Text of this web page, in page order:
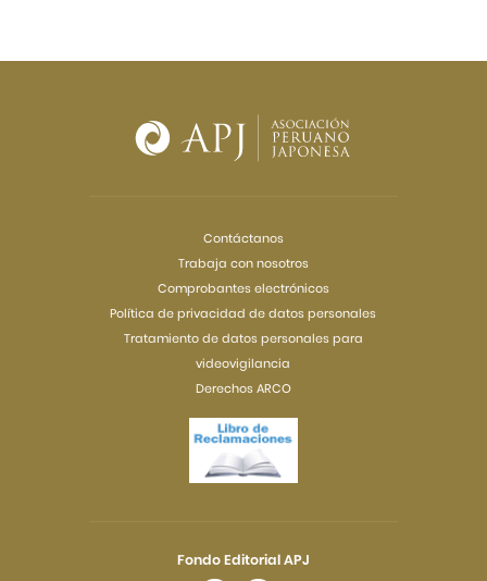
Fondo Editorial APJ
Contáctanos
Trabaja con nosotros
Comprobantes electrónicos
Política de privacidad de datos personales
Tratamiento de datos personales para
videovigilancia
Derechos ARCO